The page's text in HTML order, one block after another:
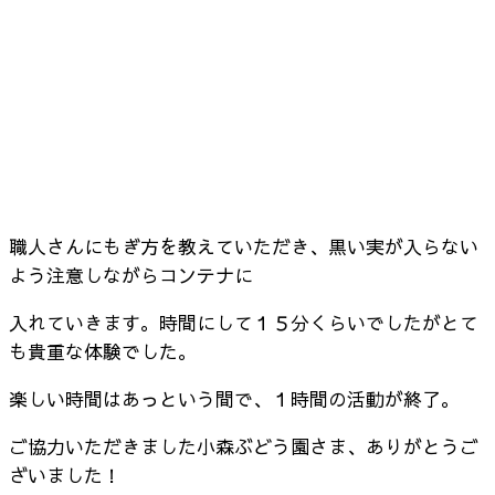
職人さんにもぎ方を教えていただき、黒い実が入らない
よう注意しながらコンテナに
入れていきます。時間にして１５分くらいでしたがとて
も貴重な体験でした。
楽しい時間はあっという間で、１時間の活動が終了。
ご協力いただきました小森ぶどう園さま、ありがとうご
ざいました！